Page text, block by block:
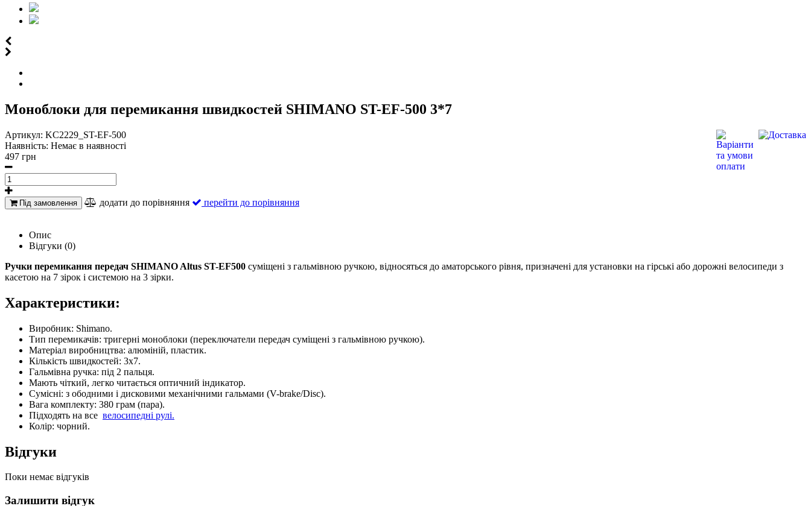
Моноблоки для перемикання швидкостей SHIMANO ST-EF-500 3*7
Артикул: KC2229_ST-EF-500
Наявність: Немає в наявності
497 грн
Під замовлення додати до порівняння перейти до порівняння
Опис
Відгуки (0)
Ручки перемикання передач SHIMANO Altus ST-EF500 суміщені з гальмівною ручкою, відносяться до аматорського рівня, призначені для установки на гірські або дорожні велосипеди з
касетою на 7 зірок і системою на 3 зірки.
Характеристики:
Виробник: Shimano.
Тип перемикачів: тригерні моноблоки (переключатели передач суміщені з гальмівною ручкою).
Матеріал виробництва: алюміній, пластик.
Кількість швидкостей: 3x7.
Гальмівна ручка: під 2 пальця.
Мають чіткий, легко читається оптичний індикатор.
Сумісні: з ободними і дисковими механічними гальмами (V-brake/Disc).
Вага комплекту: 380 грам (пара).
Підходять на все велосипедні рулі.
Колір: чорний.
Відгуки
Поки немає відгуків
Залишити відгук